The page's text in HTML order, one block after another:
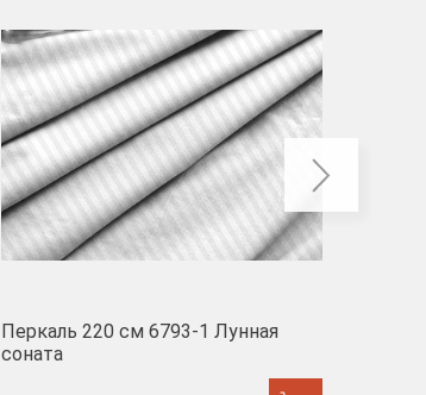
Перкаль 220 см 6793-1 Лунная
соната